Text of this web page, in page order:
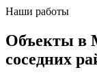
Наши работы
Объекты в
соседних